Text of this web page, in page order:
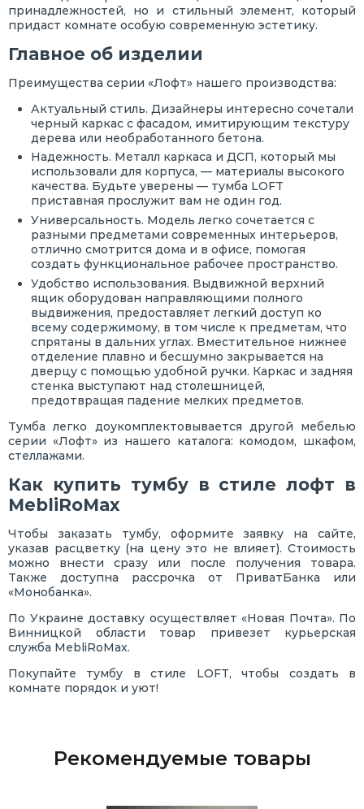
принадлежностей, но и стильный элемент, который
придаст комнате особую современную эстетику.
Главное об изделии
Преимущества серии «Лофт» нашего производства:
Актуальный стиль. Дизайнеры интересно сочетали
черный каркас с фасадом, имитирующим текстуру
дерева или необработанного бетона.
Надежность. Металл каркаса и ДСП, который мы
использовали для корпуса, — материалы высокого
качества. Будьте уверены — тумба LOFT
приставная прослужит вам не один год.
Универсальность. Модель легко сочетается с
разными предметами современных интерьеров,
отлично смотрится дома и в офисе, помогая
создать функциональное рабочее пространство.
Удобство использования. Выдвижной верхний
ящик оборудован направляющими полного
выдвижения, предоставляет легкий доступ ко
всему содержимому, в том числе к предметам, что
спрятаны в дальних углах. Вместительное нижнее
отделение плавно и бесшумно закрывается на
дверцу с помощью удобной ручки. Каркас и задняя
стенка выступают над столешницей,
предотвращая падение мелких предметов.
Тумба легко доукомплектовывается другой мебелью
серии «Лофт» из нашего каталога: комодом, шкафом,
стеллажами.
Как купить тумбу в стиле лофт в
MebliRoMax
Чтобы заказать тумбу, оформите заявку на сайте,
указав расцветку (на цену это не влияет). Стоимость
можно внести сразу или после получения товара.
Также доступна рассрочка от ПриватБанка или
«Монобанка».
По Украине доставку осуществляет «Новая Почта». По
Винницкой области товар привезет курьерская
служба MebliRoMax.
Покупайте тумбу в стиле LOFT, чтобы создать в
комнате порядок и уют!
Рекомендуемые товары